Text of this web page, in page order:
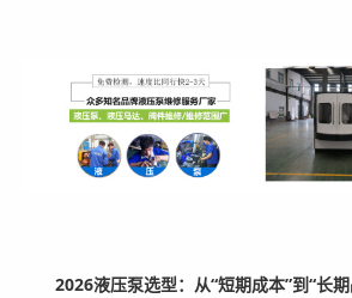
2026液压泵选型：从“短期成本”到“长